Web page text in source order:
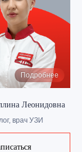
Подробнее
Леонидовна
врач УЗИ